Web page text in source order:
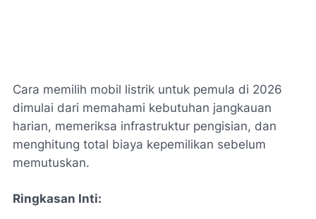
Cara memilih mobil listrik untuk pemula di 2026
dimulai dari memahami kebutuhan jangkauan
harian, memeriksa infrastruktur pengisian, dan
menghitung total biaya kepemilikan sebelum
memutuskan.
Ringkasan Inti: